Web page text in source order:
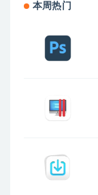
本周热门